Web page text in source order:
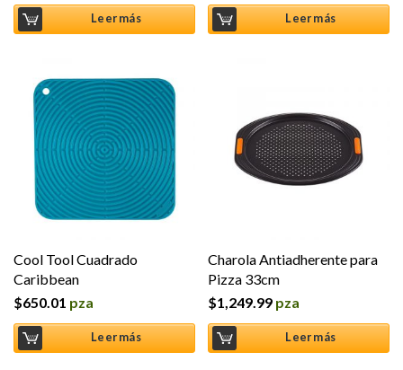
Leer más Leer más
Cool Tool Cuadrado
Caribbean
$650.01 pza
Leer más
Charola Antiadherente para
Pizza 33cm
$1,249.99 pza
Leer más